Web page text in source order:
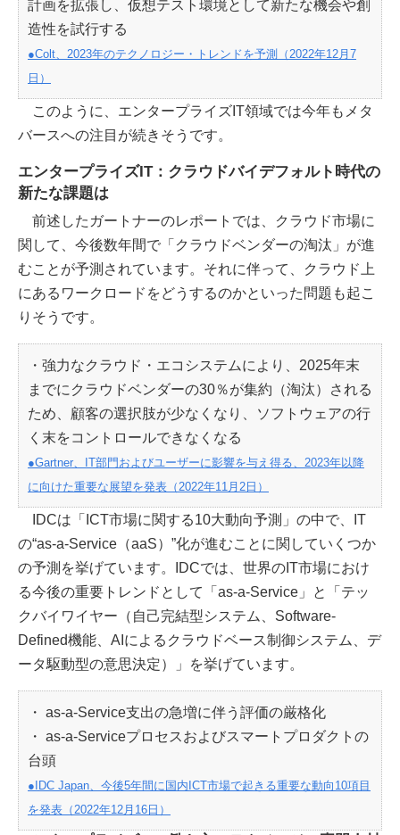
計画を拡張し、仮想テスト環境として新たな機会や創
造性を試行する
●Colt、2023年のテクノロジー・トレンドを予測（2022年12月7
日）
このように、エンタープライズIT領域では今年もメタ
バースへの注目が続きそうです。
エンタープライズIT：クラウドバイデフォルト時代の
新たな課題は
前述したガートナーのレポートでは、クラウド市場に
関して、今後数年間で「クラウドベンダーの淘汰」が進
むことが予測されています。それに伴って、クラウド上
にあるワークロードをどうするのかといった問題も起こ
りそうです。
・強力なクラウド・エコシステムにより、2025年末
までにクラウドベンダーの30％が集約（淘汰）される
ため、顧客の選択肢が少なくなり、ソフトウェアの行
く末をコントロールできなくなる
●Gartner、IT部門およびユーザーに影響を与え得る、2023年以降
に向けた重要な展望を発表（2022年11月2日）
IDCは「ICT市場に関する10大動向予測」の中で、IT
の“as-a-Service（aaS）”化が進むことに関していくつか
の予測を挙げています。IDCでは、世界のIT市場におけ
る今後の重要トレンドとして「as-a-Service」と「テッ
クバイワイヤー（自己完結型システム、Software-
Defined機能、AIによるクラウドベース制御システム、デ
ータ駆動型の意思決定）」を挙げています。
・ as-a-Service支出の急増に伴う評価の厳格化
・ as-a-Serviceプロセスおよびスマートプロダクトの
台頭
●IDC Japan、今後5年間に国内ICT市場で起きる重要な動向10項目
を発表（2022年12月16日）